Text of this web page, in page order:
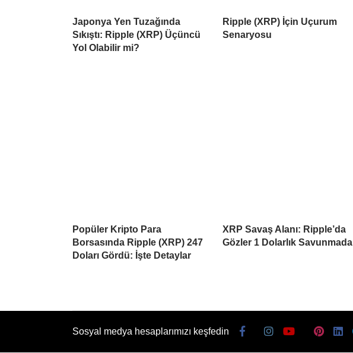
Japonya Yen Tuzağında
Sıkıştı: Ripple (XRP) Üçüncü
Yol Olabilir mi?
Ripple (XRP) İçin Uçurum
Senaryosu
Popüler Kripto Para
Borsasında Ripple (XRP) 247
Doları Gördü: İşte Detaylar
XRP Savaş Alanı: Ripple’da
Gözler 1 Dolarlık Savunmada
Sosyal medya hesaplarımızı keşfedin